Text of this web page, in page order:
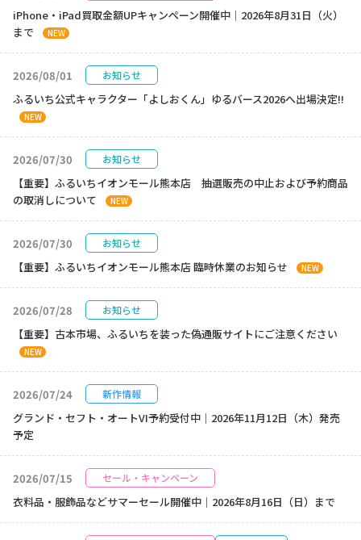
iPhone・iPad買取金額UPキャンペーン開催中｜2026年8月31日（火）
まで
NEW
2026/08/01 お知らせ
ふるいち公式キャラクター「よしおくん」ゆるバース2026へ出場決定!!
NEW
2026/07/30 お知らせ
【重要】ふるいちイオンモール熊本店 抽選販売の中止および予約商品
の取消しについて
NEW
2026/07/30 お知らせ
【重要】ふるいちイオンモール熊本店 臨時休業のお知らせ NEW
2026/07/28 お知らせ
【重要】古本市場、ふるいちを装った偽通販サイトにご注意ください
NEW
2026/07/24 新作情報
グランド・セフト・オートVI予約受付中｜2026年11月12日（木）発売
予定
2026/07/15 セール・キャンペーン
衣料品・服飾品などサマーセール開催中｜2026年8月16日（日）まで